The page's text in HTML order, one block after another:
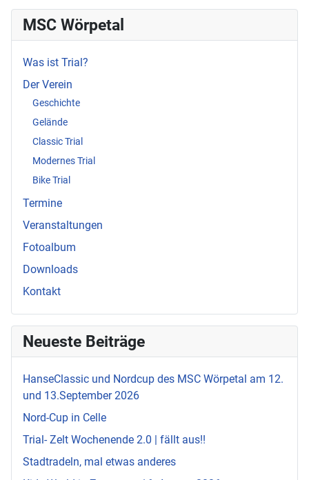
MSC Wörpetal
Was ist Trial?
Der Verein
Geschichte
Gelände
Classic Trial
Modernes Trial
Bike Trial
Termine
Veranstaltungen
Fotoalbum
Downloads
Kontakt
Neueste Beiträge
HanseClassic und Nordcup des MSC Wörpetal am 12.
und 13.September 2026
Nord-Cup in Celle
Trial- Zelt Wochenende 2.0 | fällt aus!!
Stadtradeln, mal etwas anderes